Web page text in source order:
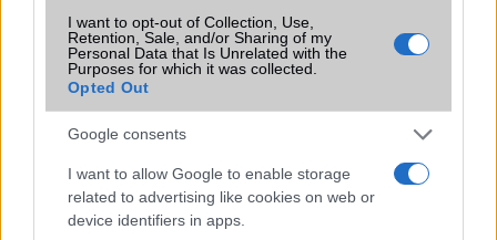
I want to opt-out of Collection, Use,
Retention, Sale, and/or Sharing of my
Personal Data that Is Unrelated with the
Purposes for which it was collected.
Opted Out
Google consents
I want to allow Google to enable storage
related to advertising like cookies on web or
device identifiers in apps.
Ez a rejtett Samsung funkció teljesen
megváltoztatja a mobilhasználatot –
sokan mégsem tudnak róla
2026.07.12
Az Edge Panel az egyik leghasznosabb funkció, amely
jelentősen felgyorsítja a mindennapi használatot,